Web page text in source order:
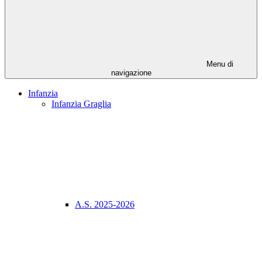
Menu di
navigazione
Infanzia
Infanzia Graglia
A.S. 2025-2026